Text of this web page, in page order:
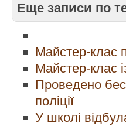
Еще записи по
Майстер-клас
Майстер-клас
Проведено
поліції
У школі